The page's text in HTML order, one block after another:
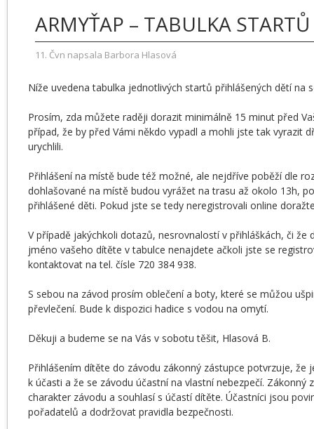
ARMYŤAP – TABULKA STARTŮ
11. Čvn napsala Barbora Hlasová
Níže uvedena tabulka jednotlivých startů přihlášených dětí na
Prosím, zda můžete raději dorazit minimálně 15 minut před
případ, že by před Vámi někdo vypadl a mohli jste tak vyrazit
urychlili.
Přihlášení na místě bude též možné, ale nejdříve poběží dle
dohlašované na místě budou vyrážet na trasu až okolo 13h,
přihlášené děti. Pokud jste se tedy neregistrovali online
V případě jakýchkoli dotazů, nesrovnalostí v přihláškách, či že
jméno vašeho dítěte v tabulce nenajdete ačkoli jste se
kontaktovat na tel. čísle 720 384 938.
S sebou na závod prosím oblečení a boty, které se můžou
převlečení. Bude k dispozici hadice s vodou na omytí.
Děkuji a budeme se na Vás v sobotu těšit, Hlasová B.
Přihlášením dítěte do závodu zákonný zástupce potvrzuje, že
k účasti a že se závodu účastní na vlastní nebezpečí. Zákonný
charakter závodu a souhlasí s účastí dítěte. Účastníci jsou
pořadatelů a dodržovat pravidla bezpečnosti.